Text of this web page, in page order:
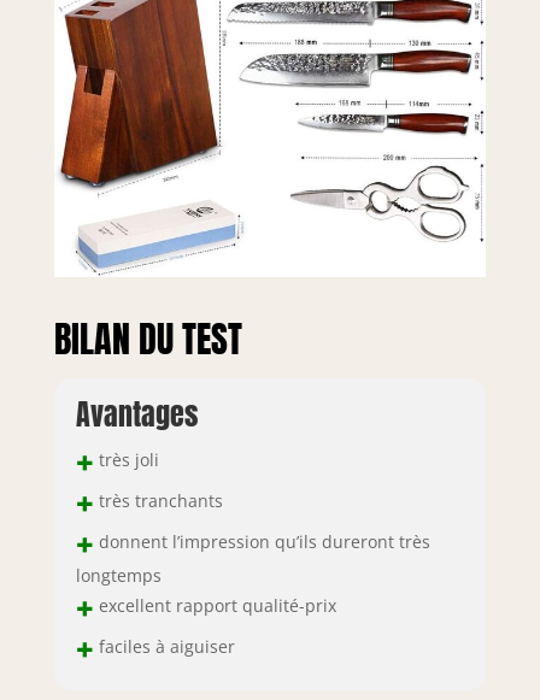
BILAN DU TEST
Avantages
+ très joli
+ très tranchants
+ donnent l’impression qu’ils dureront très
longtemps
+ excellent rapport qualité-prix
+ faciles à aiguiser